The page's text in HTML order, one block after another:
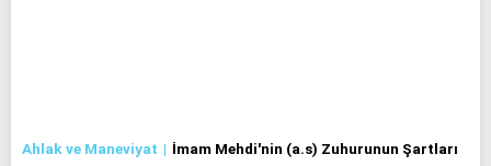
Ahlak ve Maneviyat İmam Mehdi'nin (a.s) Zuhurunun Şartları ​​​​​​​